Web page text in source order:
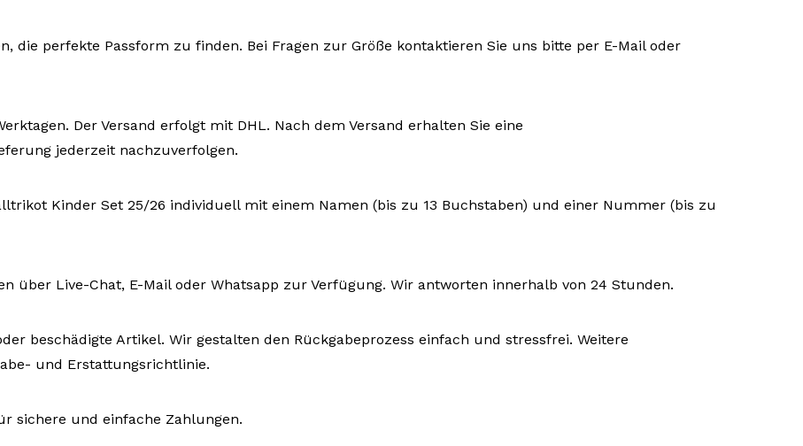
die perfekte Passform zu finden. Bei Fragen zur Größe kontaktieren Sie uns bitte per E-Mail oder
Der Versand erfolgt mit DHL. Nach dem Versand erhalten Sie eine
jederzeit nachzuverfolgen.
Kinder Set 25/26 individuell mit einem Namen (bis zu 13 Buchstaben) und einer Nummer (bis zu
über Live-Chat, E-Mail oder Whatsapp zur Verfügung. Wir antworten innerhalb von 24 Stunden.
beschädigte Artikel. Wir gestalten den Rückgabeprozess einfach und stressfrei. Weitere
und Erstattungsrichtlinie.
sichere und einfache Zahlungen.